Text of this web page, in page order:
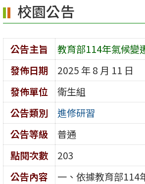
容
區
校園公告
公告主旨
教育部114年氣候變
發佈日期
2025 年 8 月 11 日
發佈單位
衛生組
公告類別
進修研習
公告等級
普通
點閱次數
203
公告內容
一、依據教育部114